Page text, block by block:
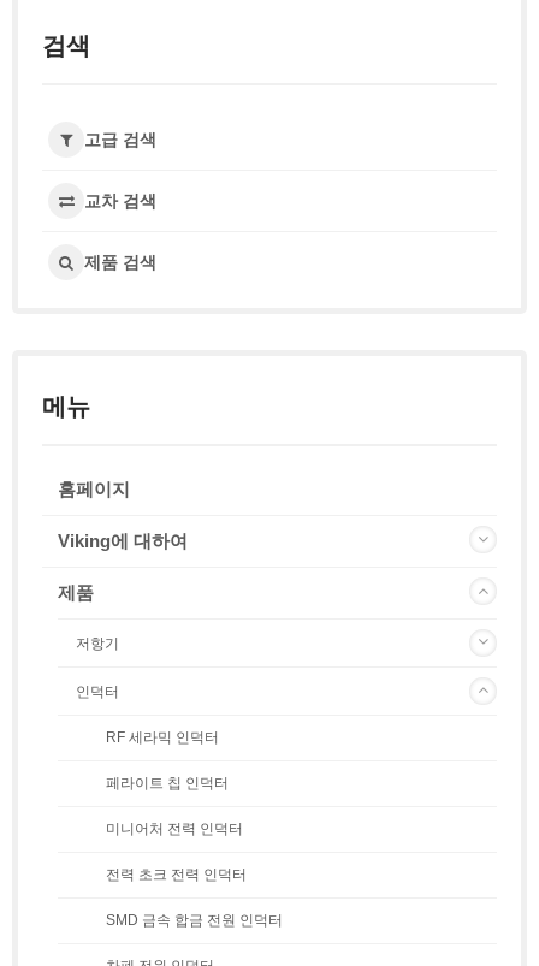
검색
고급 검색
교차 검색
제품 검색
메뉴
홈페이지
Viking에 대하여
제품
저항기
인덕터
RF 세라믹 인덕터
페라이트 칩 인덕터
미니어처 전력 인덕터
전력 초크 전력 인덕터
SMD 금속 합금 전원 인덕터